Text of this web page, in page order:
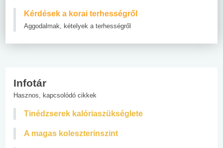
Kérdések a korai terhességről
Aggodalmak, kételyek a terhességről
Infotár
Hasznos, kapcsolódó cikkek
Tinédzserek kalóriaszükséglete
A magas koleszterinszint